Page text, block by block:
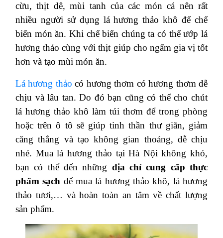
cừu, thịt dê, mùi tanh của các món cá nên rất
nhiều người sử dụng lá hương thảo khô để chế
biến món ăn. Khi chế biến chúng ta có thể ướp lá
hương thảo cùng với thịt giúp cho ngấm gia vị tốt
hơn và tạo mùi món ăn.
Lá hương thảo có hương thơm có hương thơm dễ
chịu và lâu tan. Do đó bạn cũng có thể cho chút
lá hương thảo khô làm túi thơm để trong phòng
hoặc trên ô tô sẽ giúp tinh thần thư giãn, giảm
căng thắng và tạo không gian thoáng, dễ chịu
nhé. Mua lá hương thảo tại Hà Nội không khó,
bạn có thể đến những địa chỉ cung cấp thực
phẩm sạch để mua lá hương thảo khô, lá hương
thảo tươi,… và hoàn toàn an tâm về chất lượng
sản phẩm.